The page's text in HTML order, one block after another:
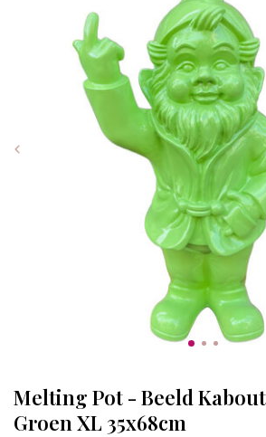
Melting Pot - Beeld
Groen XL 35x68cm